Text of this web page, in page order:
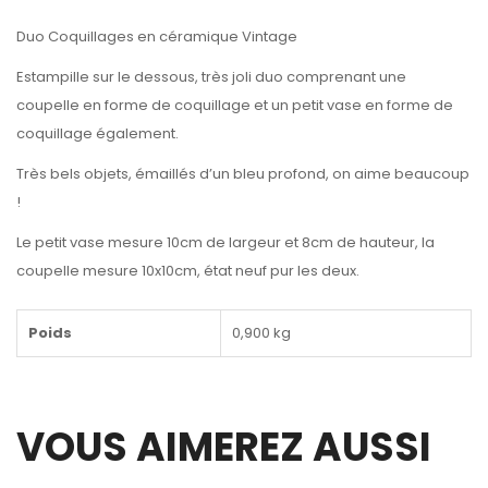
Duo Coquillages en céramique Vintage
Estampille sur le dessous, très joli duo comprenant une
coupelle en forme de coquillage et un petit vase en forme de
coquillage également.
Très bels objets, émaillés d’un bleu profond, on aime beaucoup
!
Le petit vase mesure 10cm de largeur et 8cm de hauteur, la
coupelle mesure 10x10cm, état neuf pur les deux.
Poids 0,900 kg
VOUS AIMEREZ AUSSI